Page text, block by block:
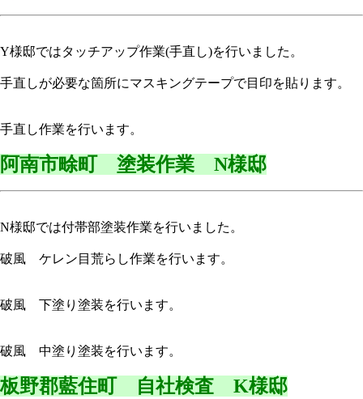
Y様邸ではタッチアップ作業(手直し)を行いました。
手直しが必要な箇所にマスキングテープで目印を貼ります。
手直し作業を行います。
阿南市畭町 塗装作業 N様邸
N様邸では付帯部塗装作業を行いました。
破風 ケレン目荒らし作業を行います。
破風 下塗り塗装を行います。
破風 中塗り塗装を行います。
板野郡藍住町 自社検査 K様邸